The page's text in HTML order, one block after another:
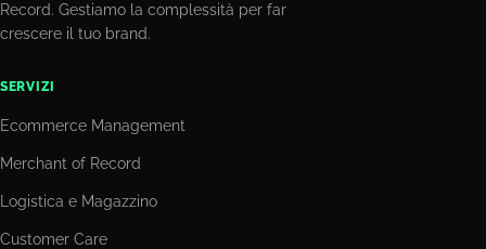
Record. Gestiamo la complessità per far
crescere il tuo brand.
SERVIZI
Ecommerce Management
Merchant of Record
Logistica e Magazzino
Customer Care